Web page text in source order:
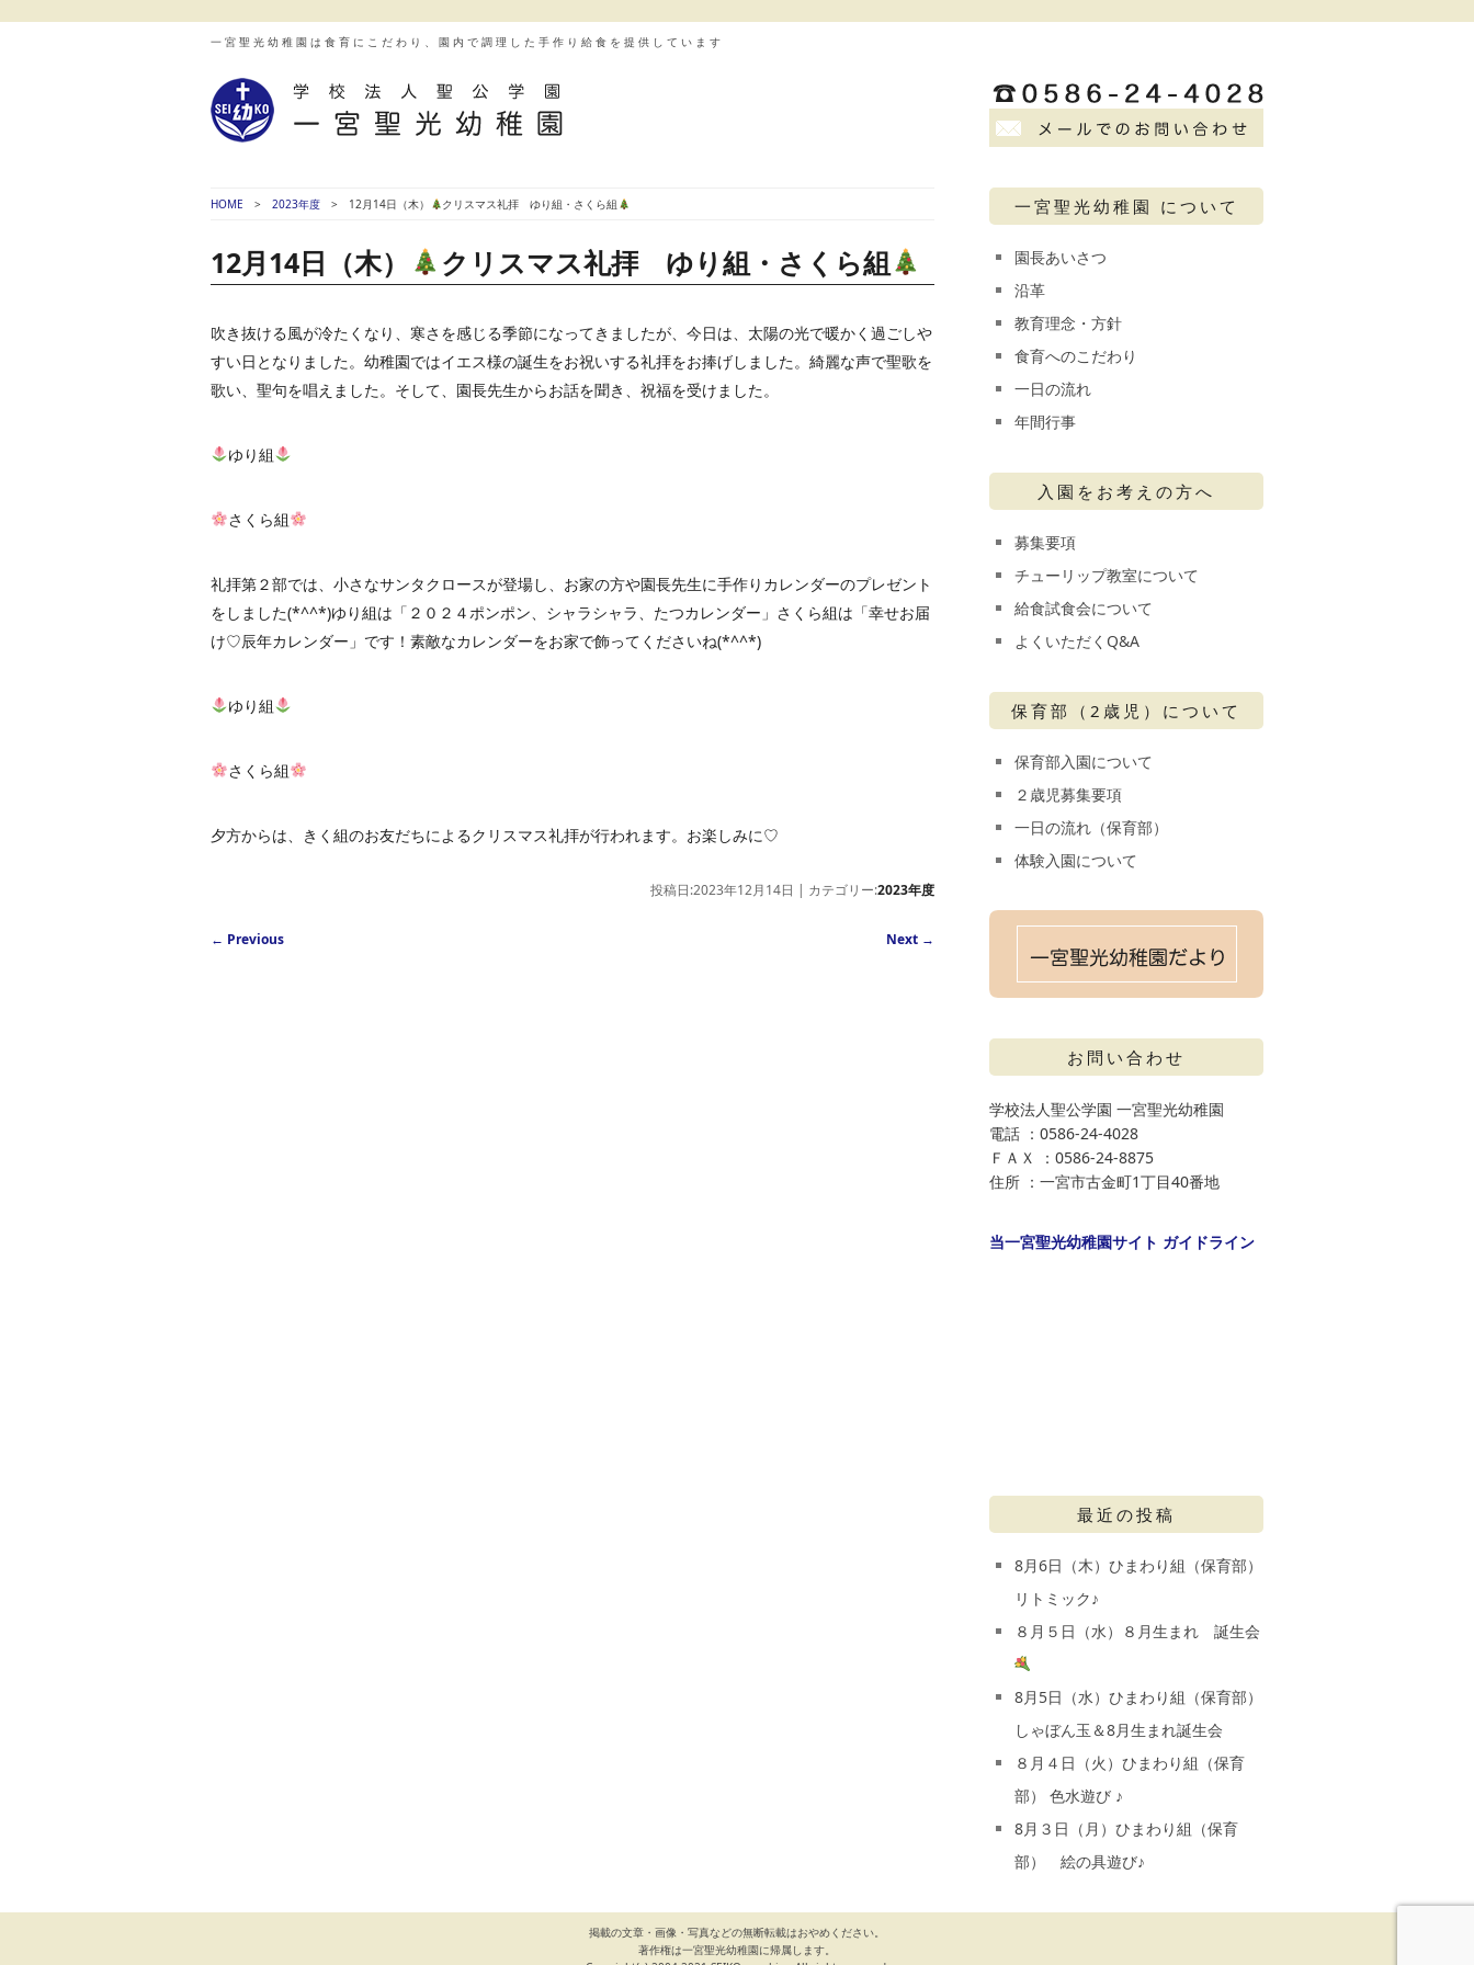
一宮聖光幼稚園は食育にこだわり、園内で調理した手作り給食を提供しています
HOME 2023年度 12月14日（木） クリスマス礼拝 ゆり組・さくら組
12月14日（木） クリスマス礼拝 ゆり組・さくら組
吹き抜ける風が冷たくなり、寒さを感じる季節になってきましたが、今日は、太陽の光で暖かく過ごしや
すい日となりました。幼稚園ではイエス様の誕生をお祝いする礼拝をお捧げしました。綺麗な声で聖歌を
歌い、聖句を唱えました。そして、園長先生からお話を聞き、祝福を受けました。
ゆり組
さくら組
礼拝第２部では、小さなサンタクロースが登場し、お家の方や園長先生に手作りカレンダーのプレゼント
をしました(*^^*)ゆり組は「２０２４ポンポン、シャラシャラ、たつカレンダー」さくら組は「幸せお届
け♡辰年カレンダー」です！素敵なカレンダーをお家で飾ってくださいね(*^^*)
ゆり組
さくら組
夕方からは、きく組のお友だちによるクリスマス礼拝が行われます。お楽しみに♡
投稿日:2023年12月14日 | カテゴリー:2023年度
Post navigation
← Previous Next →
一宮聖光幼稚園 について
園長あいさつ
沿革
教育理念・方針
食育へのこだわり
一日の流れ
年間行事
入園をお考えの方へ
募集要項
チューリップ教室について
給食試食会について
よくいただくQ&A
保育部（2歳児）について
保育部入園について
２歳児募集要項
一日の流れ（保育部）
体験入園について
お問い合わせ
学校法人聖公学園 一宮聖光幼稚園
電話 ：0586-24-4028
ＦＡＸ ：0586-24-8875
住所 ：一宮市古金町1丁目40番地
当一宮聖光幼稚園サイト ガイドライン
最近の投稿
8月6日（木）ひまわり組（保育部）
リトミック♪
８月５日（水）８月生まれ 誕生会
8月5日（水）ひまわり組（保育部）
しゃぼん玉＆8月生まれ誕生会
８月４日（火）ひまわり組（保育
部） 色水遊び ♪
8月３日（月）ひまわり組（保育
部） 絵の具遊び♪
掲載の文章・画像・写真などの無断転載はおやめください。
著作権は一宮聖光幼稚園に帰属します。